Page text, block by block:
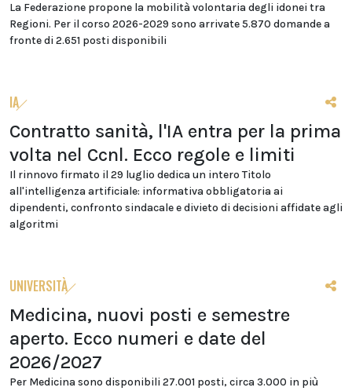
La Federazione propone la mobilità volontaria degli idonei tra
Regioni. Per il corso 2026-2029 sono arrivate 5.870 domande a
fronte di 2.651 posti disponibili
IA
Contratto sanità, l'IA entra per la prima
volta nel Ccnl. Ecco regole e limiti
Il rinnovo firmato il 29 luglio dedica un intero Titolo
all'intelligenza artificiale: informativa obbligatoria ai
dipendenti, confronto sindacale e divieto di decisioni affidate agli
algoritmi
UNIVERSITÀ
Medicina, nuovi posti e semestre
aperto. Ecco numeri e date del
2026/2027
Per Medicina sono disponibili 27.001 posti, circa 3.000 in più